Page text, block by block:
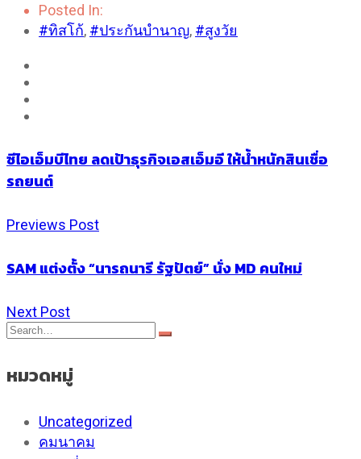
Posted In:
#ทิสโก้, #ประกันบำนาญ, #สูงวัย
ซีไอเอ็มบีไทย ลดเป้าธุรกิจเอสเอ็มอี ให้น้ำหนักสินเชื่อ
รถยนต์
Previews Post
SAM แต่งตั้ง “นารถนารี รัฐปัตย์” นั่ง MD คนใหม่
Next Post
หมวดหมู่
Uncategorized
คมนาคม